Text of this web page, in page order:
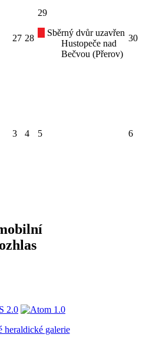
27 28
29
Sběrný dvůr uzavřen
Hustopeče nad
Bečvou (Přerov)
30
3 4 5 6